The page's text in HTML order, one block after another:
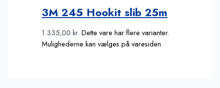
3M 245 Hookit slib 25m
1.335,00kr. Dette vare har flere varianter.
Mulighederne kan vælges på varesiden